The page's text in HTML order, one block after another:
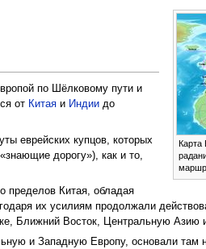
по Шёлковому пути и
от Китая и Индии до
еврейских купцов, которых
дорогу»), как и то,
пределов Китая, обладая
их усилиям продолжали
Ближний Восток, Центральную Азию
и Западную Европу, основали там